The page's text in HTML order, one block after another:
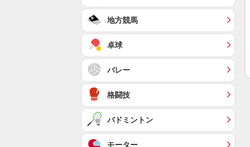
地方競馬
卓球
バレー
格闘技
バドミントン
モーター